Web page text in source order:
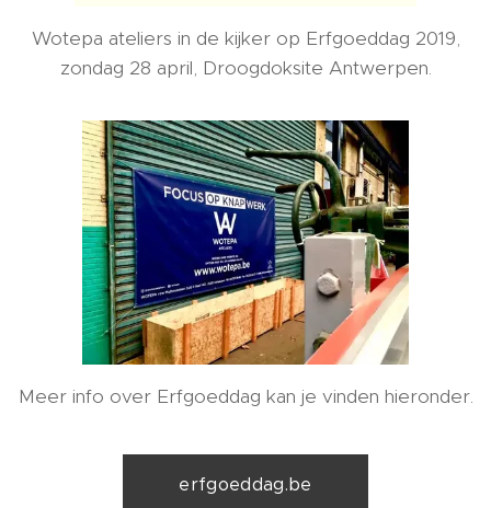
Wotepa ateliers in de kijker op Erfgoeddag 2019,
zondag 28 april, Droogdoksite Antwerpen.
Meer info over Erfgoeddag kan je vinden hieronder.
erfgoeddag.be